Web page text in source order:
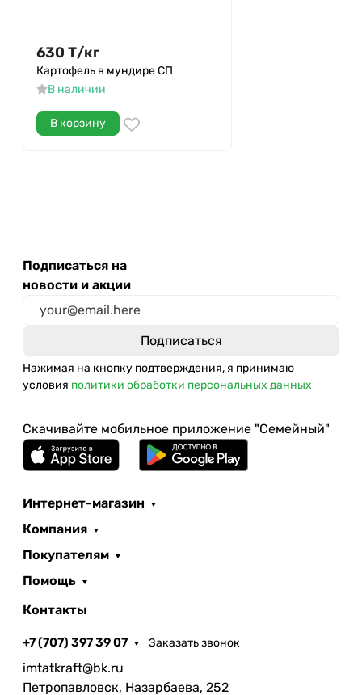
630 Т/кг
Картофель в мундире СП
В наличии
В корзину
Подписаться на
новости и акции
Нажимая на кнопку подтверждения, я принимаю
условия политики обработки персональных данных
Скачивайте мобильное приложение "Семейный"
Интернет-магазин
Компания
Покупателям
Помощь
Контакты
+7 (707) 397 39 07 Заказать звонок
imtatkraft@bk.ru
Петропавловск, Назарбаева, 252